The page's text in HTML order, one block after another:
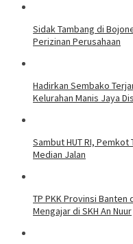
Sidak Tambang di
Perizinan Perusahaan
Hadirkan Sembako
Kelurahan Manis Jaya
Sambut HUT RI,
Median Jalan
TP PKK Provinsi Banten
Mengajar di SKH An Nuur